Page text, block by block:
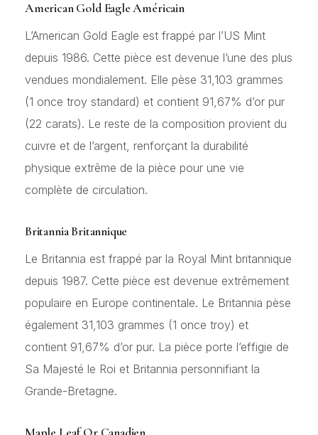
American Gold Eagle Américain
L’American Gold Eagle est frappé par l’US Mint
depuis 1986. Cette pièce est devenue l’une des plus
vendues mondialement. Elle pèse 31,103 grammes
(1 once troy standard) et contient 91,67% d’or pur
(22 carats). Le reste de la composition provient du
cuivre et de l’argent, renforçant la durabilité
physique extrême de la pièce pour une vie
complète de circulation.
Britannia Britannique
Le Britannia est frappé par la Royal Mint britannique
depuis 1987. Cette pièce est devenue extrêmement
populaire en Europe continentale. Le Britannia pèse
également 31,103 grammes (1 once troy) et
contient 91,67% d’or pur. La pièce porte l’effigie de
Sa Majesté le Roi et Britannia personnifiant la
Grande-Bretagne.